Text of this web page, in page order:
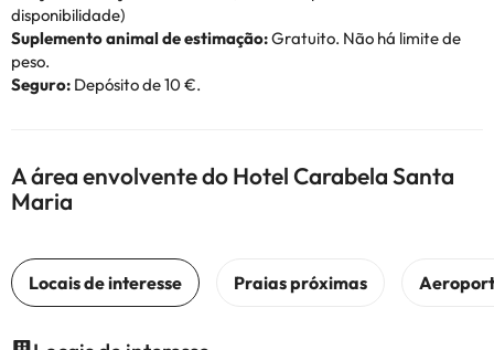
disponibilidade)
Suplemento animal de estimação:Gratuito. Não há limite de
peso.
Seguro: Depósito de 10 €.
A área envolvente do Hotel Carabela Santa
Maria